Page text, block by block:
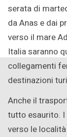
serata di
da Anas e dai
verso il mare
Italia saranno
collegamenti
destinazioni
Anche il
tutto esaurito.
verso le